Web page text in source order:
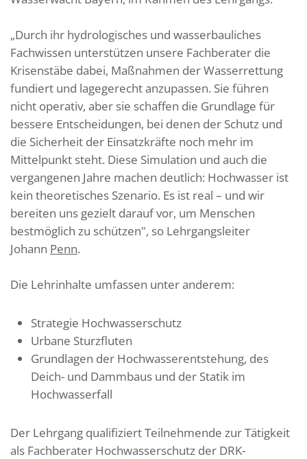
„Durch ihr hydrologisches und wasserbauliches
Fachwissen unterstützen unsere Fachberater die
Krisenstäbe dabei, Maßnahmen der Wasserrettung
fundiert und lagegerecht anzupassen. Sie führen
nicht operativ, aber sie schaffen die Grundlage für
bessere Entscheidungen, bei denen der Schutz und
die Sicherheit der Einsatzkräfte noch mehr im
Mittelpunkt steht. Diese Simulation und auch die
vergangenen Jahre machen deutlich: Hochwasser ist
kein theoretisches Szenario. Es ist real – und wir
bereiten uns gezielt darauf vor, um Menschen
bestmöglich zu schützen", so Lehrgangsleiter
Johann Penn.
Die Lehrinhalte umfassen unter anderem:
Strategie Hochwasserschutz
Urbane Sturzfluten
Grundlagen der Hochwasserentstehung, des
Deich- und Dammbaus und der Statik im
Hochwasserfall
Der Lehrgang qualifiziert Teilnehmende zur Tätigkeit
als Fachberater Hochwasserschutz der DRK-